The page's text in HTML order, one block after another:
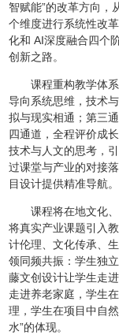
智赋能”的改革方向，
个维度进行系统性改
化和 AI深度融合四个
创新之路。
课程重构教学体
导向系统思维，技术
拟与现实相通；第三
四通道，全程评价成
技术与人文的思考，
过课堂与产业的对接
目设计提供精准导航
课程将在地文化
将真实产业课题引入
计伦理、文化传承、
领同频共振：学生独
藤文创设计让学生走
走进养老家庭，学生
理，学生在项目中自
水”的体现。